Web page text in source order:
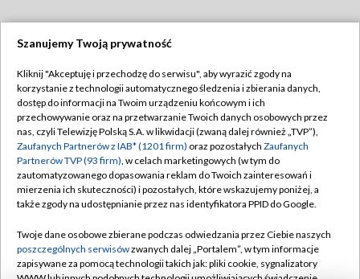
TVP
Abonament TVP
Emisja w TVP
Centrum informacji TVP
Naziemna Telewizja Cyfrowa
Rada Programowa
System NOS
Regulamin TVP
Polityka prywatności
Moje zgody
Pomoc
Kontakt
Szanujemy Twoją prywatność
Kliknij "Akceptuję i przechodzę do serwisu", aby wyrazić zgody na
korzystanie z technologii automatycznego śledzenia i zbierania danych,
dostęp do informacji na Twoim urządzeniu końcowym i ich
przechowywanie oraz na przetwarzanie Twoich danych osobowych przez
nas, czyli Telewizję Polską S.A. w likwidacji (zwaną dalej również „TVP”),
Zaufanych Partnerów z IAB* (1201 firm) oraz pozostałych Zaufanych
Partnerów TVP (93 firm), w celach marketingowych (w tym do
zautomatyzowanego dopasowania reklam do Twoich zainteresowań i
mierzenia ich skuteczności) i pozostałych, które wskazujemy poniżej, a
także zgody na udostępnianie przez nas identyfikatora PPID do Google.
Twoje dane osobowe zbierane podczas odwiedzania przez Ciebie naszych
poszczególnych serwisówzwanych dalej „Portalem”, w tym informacje
zapisywane za pomocą technologii takich jak: pliki cookie, sygnalizatory